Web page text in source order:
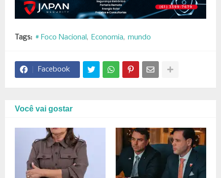
Tags: # Foco Nacional Economia mundo
Facebook
Você vai gostar